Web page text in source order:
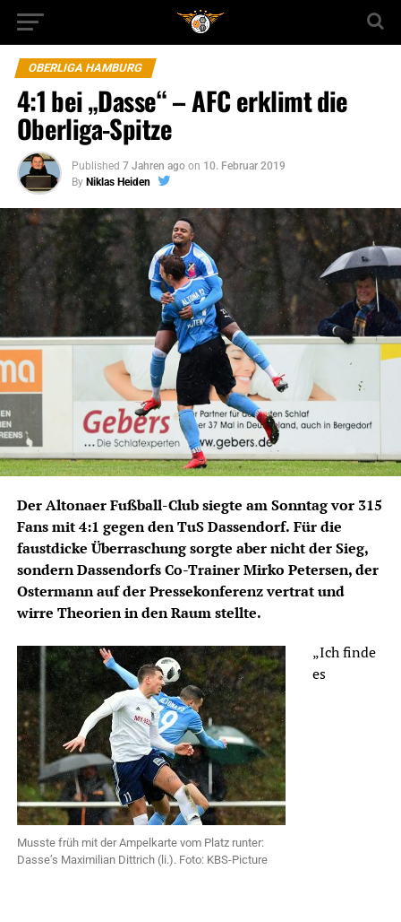
OBERLIGA HAMBURG
4:1 bei „Dasse“ – AFC erklimt die
Oberliga-Spitze
Published 7 Jahren ago on 10. Februar 2019
By Niklas Heiden
Der Altonaer Fußball-Club siegte am Sonntag vor 315
Fans mit 4:1 gegen den TuS Dassendorf. Für die
faustdicke Überraschung sorgte aber nicht der Sieg,
sondern Dassendorfs Co-Trainer Mirko Petersen, der
Ostermann auf der Pressekonferenz vertrat und
wirre Theorien in den Raum stellte.
Musste früh mit der Ampelkarte vom Platz runter:
Dasse’s Maximilian Dittrich (li.). Foto: KBS-Picture
„Ich finde
es